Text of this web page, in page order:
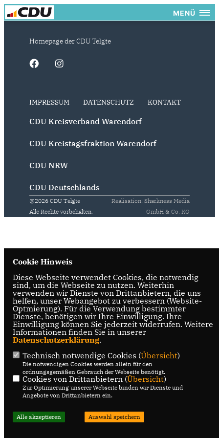
MENÜ
Homepage der CDU Telgte
IMPRESSUM DATENSCHUTZ KONTAKT
CDU Kreisverband Warendorf
CDU Kreistagsfraktion Warendorf
CDU NRW
CDU Deutschlands
@2026 CDU Telgte
Alle Rechte vorbehalten.
Realisation: Sharkness Media
GmbH & Co. KG
Cookie Hinweis
Diese Webseite verwendet Cookies, die notwendig
sind, um die Webseite zu nutzen. Weiterhin
verwenden wir Dienste von Drittanbietern, die uns
helfen, unser Webangebot zu verbessern (Website-
Optmierung). Für die Verwendung bestimmter
Dienste, benötigen wir Ihre Einwilligung. Ihre
Einwilligung können Sie jederzeit widerrufen. Weitere
Informationen finden Sie in unserer
Datenschutzerklärung.
Technisch notwendige Cookies (Übersicht)
Die notwendigen Cookies werden allein für den
ordnungsgemäßen Gebrauch der Webseite benötigt.
Cookies von Drittanbietern (Übersicht)
Zur Optimierung unserer Webseite binden wir Dienste und
Angebote von Drittanbietern ein.
Alle akzeptieren Auswahl speichern